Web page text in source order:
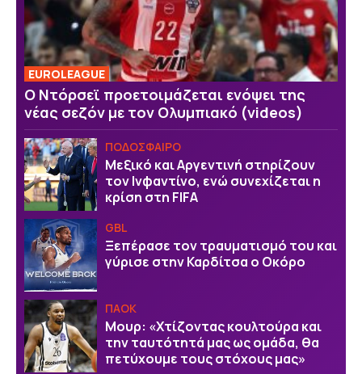
EUROLEAGUE
Ο Ντόρσεϊ προετοιμάζεται ενόψει της
νέας σεζόν με τον Ολυμπιακό (videos)
ΠΟΔΟΣΦΑΙΡΟ
Μεξικό και Αργεντινή στηρίζουν
τον Ινφαντίνο, ενώ συνεχίζεται η
κρίση στη FIFA
GBL
Ξεπέρασε τον τραυματισμό του και
γύρισε στην Καρδίτσα ο Οκόρο
ΠΑΟΚ
Μουρ: «Χτίζοντας κουλτούρα και
την ταυτότητά μας ως ομάδα, θα
πετύχουμε τους στόχους μας»